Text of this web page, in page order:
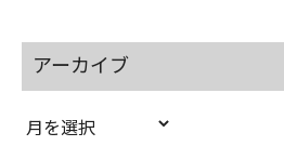
アーカイブ
ア